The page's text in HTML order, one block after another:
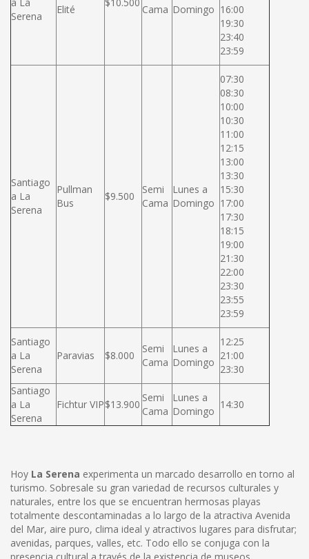
Serena
Elité
Cama Domingo 16:00
19:30
23:40
23:59
Santiago
a La
Serena
Pullman
Bus
$9.500
Semi
Cama
Lunes a
Domingo
07:30
08:30
10:00
10:30
11:00
12:15
13:00
13:30
15:30
17:00
17:30
18:15
19:00
21:30
22:00
23:30
23:55
23:59
Santiago
a La
Serena
Paravias $8.000
Semi
Cama
Lunes a
Domingo
12:25
21:00
23:30
Santiago
a La
Serena
Fichtur VIP$13.900
Semi
Cama
Lunes a
Domingo
14:30
Hoy La Serena experimenta un marcado desarrollo en torno al
turismo. Sobresale su gran variedad de recursos culturales y
naturales, entre los que se encuentran hermosas playas
totalmente descontaminadas a lo largo de la atractiva Avenida
del Mar, aire puro, clima ideal y atractivos lugares para disfrutar;
avenidas, parques, valles, etc. Todo ello se conjuga con la